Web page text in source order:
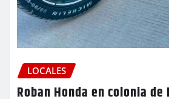
LOCALES
Roban Honda en colonia de